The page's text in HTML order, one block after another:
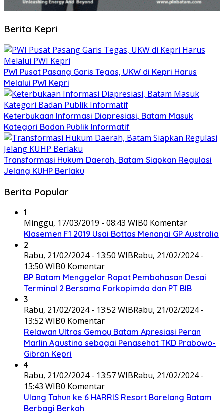
Berita Kepri
PWI Pusat Pasang Garis Tegas, UKW di Kepri Harus
Melalui PWI Kepri
Keterbukaan Informasi Diapresiasi, Batam Masuk
Kategori Badan Publik Informatif
Transformasi Hukum Daerah, Batam Siapkan Regulasi
Jelang KUHP Berlaku
Berita Popular
1
Minggu, 17/03/2019 - 08:43 WIB0 Komentar
Klasemen F1 2019 Usai Bottas Menangi GP Australia
2
Rabu, 21/02/2024 - 13:50 WIBRabu, 21/02/2024 -
13:50 WIB0 Komentar
BP Batam Menggelar Rapat Pembahasan Desai
Terminal 2 Bersama Forkopimda dan PT BIB
3
Rabu, 21/02/2024 - 13:52 WIBRabu, 21/02/2024 -
13:52 WIB0 Komentar
Relawan Ultras Gemoy Batam Apresiasi Peran
Marlin Agustina sebagai Penasehat TKD Prabowo-
Gibran Kepri
4
Rabu, 21/02/2024 - 13:57 WIBRabu, 21/02/2024 -
15:43 WIB0 Komentar
Ulang Tahun ke 6 HARRIS Resort Barelang Batam
Berbagi Berkah